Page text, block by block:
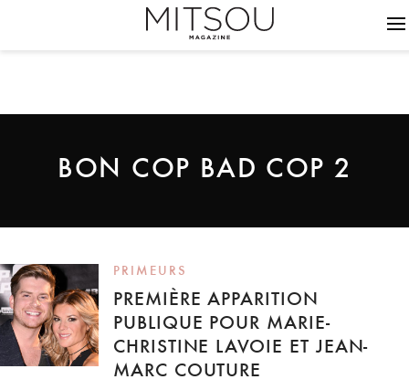
BON COP BAD COP 2
PRIMEURS
PREMIÈRE APPARITION
PUBLIQUE POUR MARIE-
CHRISTINE LAVOIE ET JEAN-
MARC COUTURE